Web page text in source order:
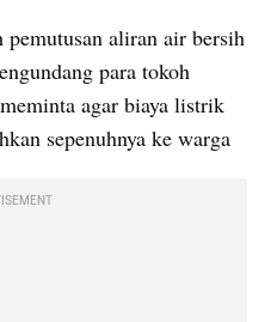
aliran air bersih
para tokoh
agar biaya listrik
sepenuhnya ke warga